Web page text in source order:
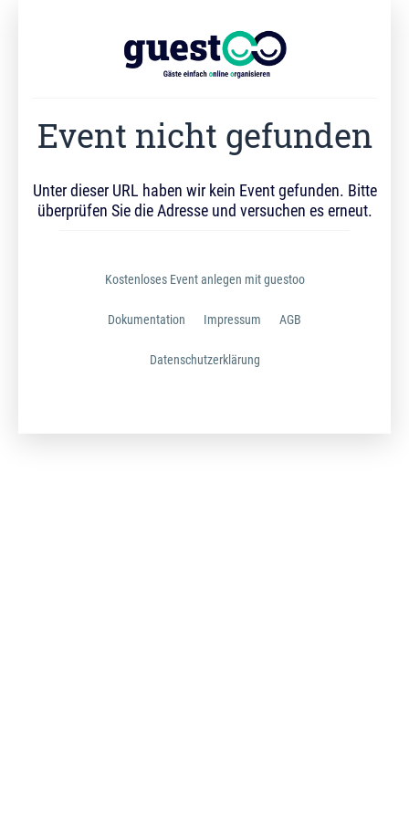
Event nicht gefunden
Unter dieser URL haben wir kein Event gefunden. Bitte
überprüfen Sie die Adresse und versuchen es erneut.
Kostenloses Event anlegen mit guestoo
Dokumentation Impressum AGB
Datenschutzerklärung